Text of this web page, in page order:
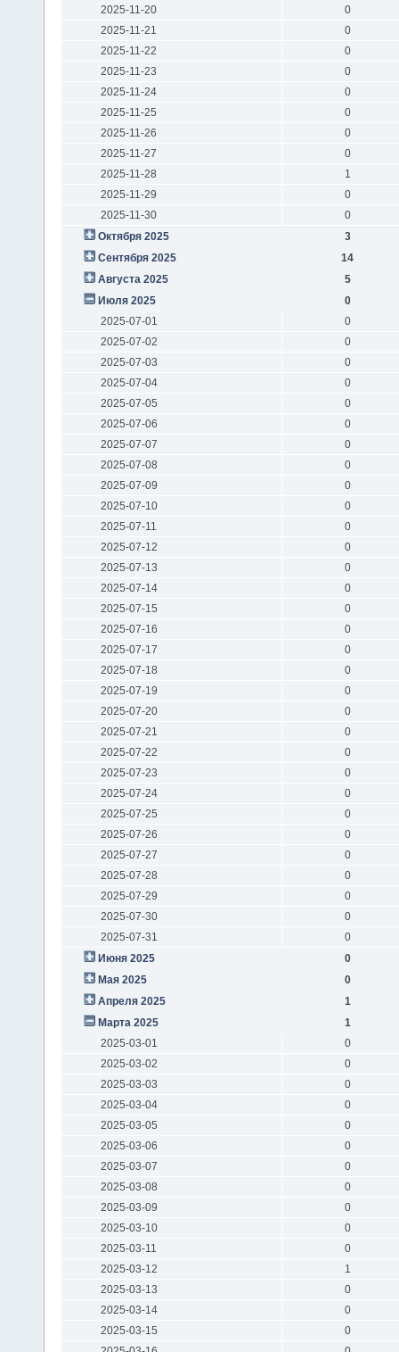
2025-11-20
0
2025-11-21
0
2025-11-22
0
2025-11-23
0
2025-11-24
0
2025-11-25
0
2025-11-26
0
2025-11-27
0
2025-11-28
1
2025-11-29
0
2025-11-30
0
Октября 2025
3
Сентября 2025
14
Августа 2025
5
Июля 2025
0
2025-07-01
0
2025-07-02
0
2025-07-03
0
2025-07-04
0
2025-07-05
0
2025-07-06
0
2025-07-07
0
2025-07-08
0
2025-07-09
0
2025-07-10
0
2025-07-11
0
2025-07-12
0
2025-07-13
0
2025-07-14
0
2025-07-15
0
2025-07-16
0
2025-07-17
0
2025-07-18
0
2025-07-19
0
2025-07-20
0
2025-07-21
0
2025-07-22
0
2025-07-23
0
2025-07-24
0
2025-07-25
0
2025-07-26
0
2025-07-27
0
2025-07-28
0
2025-07-29
0
2025-07-30
0
2025-07-31
0
Июня 2025
0
Мая 2025
0
Апреля 2025
1
Марта 2025
1
2025-03-01
0
2025-03-02
0
2025-03-03
0
2025-03-04
0
2025-03-05
0
2025-03-06
0
2025-03-07
0
2025-03-08
0
2025-03-09
0
2025-03-10
0
2025-03-11
0
2025-03-12
1
2025-03-13
0
2025-03-14
0
2025-03-15
0